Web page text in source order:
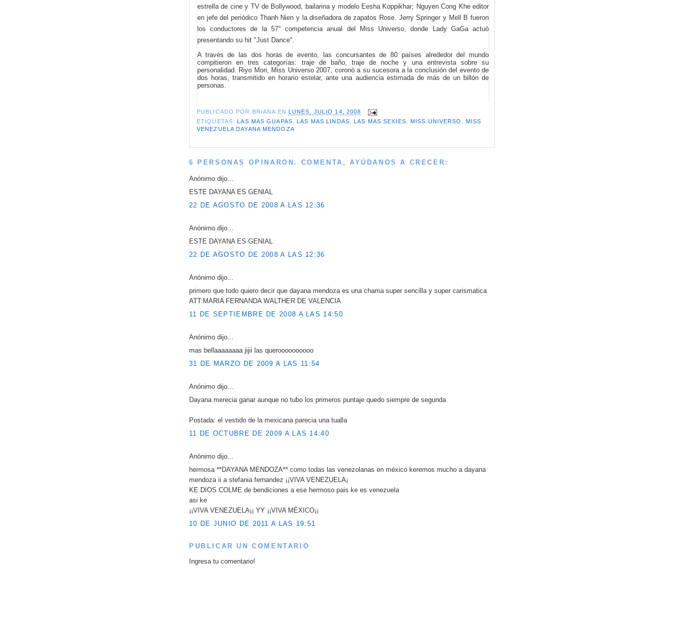
estrella de cine y TV de Bollywood, bailarina y modelo Eesha Koppikhar; Nguyen Cong Khe editor
en jefe del periódico Thanh Nien y la diseñadora de zapatos Rose. Jerry Springer y Mell B fueron
los conductores de la 57° competencia anual del Miss Universo, donde Lady GaGa actuó
presentando su hit "Just Dance".
A través de las dos horas de evento, las concursantes de 80 países alrededor del mundo
compitieron en tres categorías: traje de baño, traje de noche y una entrevista sobre su
personalidad. Riyo Mori, Miss Universo 2007, coronó a su sucesora a la conclusión del evento de
dos horas, transmitido en horario estelar, ante una audiencia estimada de más de un billón de
personas.
PUBLICADO POR BRIANA EN
LUNES, JULIO 14, 2008
ETIQUETAS:LAS MAS GUAPAS ,LAS MAS LINDAS ,LAS MAS SEXIES ,MISS UNIVERSO
MISS
VENEZUELA DAYANA MENDOZA
6 PERSONAS OPINARON. COMENTA, AYÚDANOS A CRECER:
Anónimo dijo...
ESTE DAYANA ES GENIAL
22 DE AGOSTO DE 2008 A LAS 12:36
Anónimo dijo...
ESTE DAYANA ES GENIAL
22 DE AGOSTO DE 2008 A LAS 12:36
Anónimo dijo...
primero que todo quiero decir que dayana mendoza es una chama super sencilla y super carismatica
ATT:MARIA FERNANDA WALTHER DE VALENCIA
11 DE SEPTIEMBRE DE 2008 A LAS 14:50
Anónimo dijo...
mas bellaaaaaaaa jijii las queroooooooooo
31 DE MARZO DE 2009 A LAS 11:54
Anónimo dijo...
Dayana merecia ganar aunque no tubo los primeros puntaje quedo siempre de segunda
Postada: el vestido de la mexicana parecia una tualla
11 DE OCTUBRE DE 2009 A LAS 14:40
Anónimo dijo...
hermosa **DAYANA MENDOZA** como todas las venezolanas en méxico keremos mucho a dayana
mendoza ii a stefania fernandez ¡¡VIVA VENEZUELA¡
KE DIOS COLME de bendiciones a ese hermoso pais ke es venezuela
asi ke
¡¡VIVA VENEZUELA¡¡ YY ¡¡VIVA MÉXICO¡¡
10 DE JUNIO DE 2011 A LAS 19:51
PUBLICAR UN COMENTARIO
Ingresa tu comentario!